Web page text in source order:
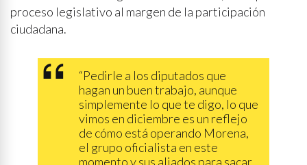
proceso legislativo al margen de la participación
ciudadana.
“Pedirle a los diputados que
hagan un buen trabajo, aunque
simplemente lo que te digo, lo que
vimos en diciembre es un reflejo
de cómo está operando Morena,
el grupo oficialista en este
momento y sus aliados para sacar